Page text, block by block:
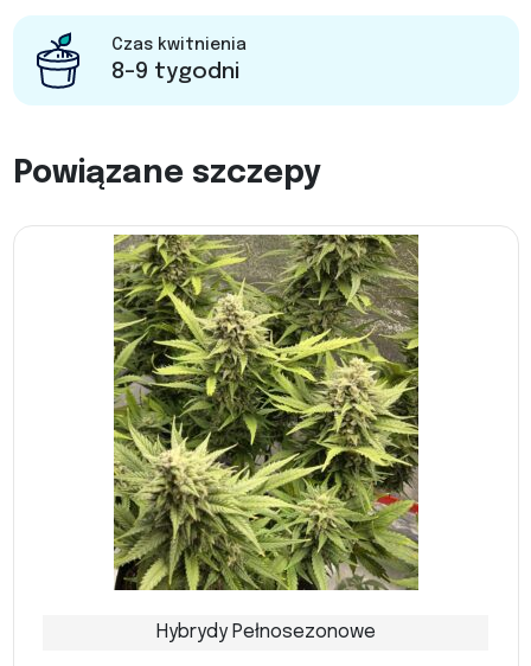
Czas kwitnienia
8-9 tygodni
Powiązane szczepy
Hybrydy Pełnosezonowe